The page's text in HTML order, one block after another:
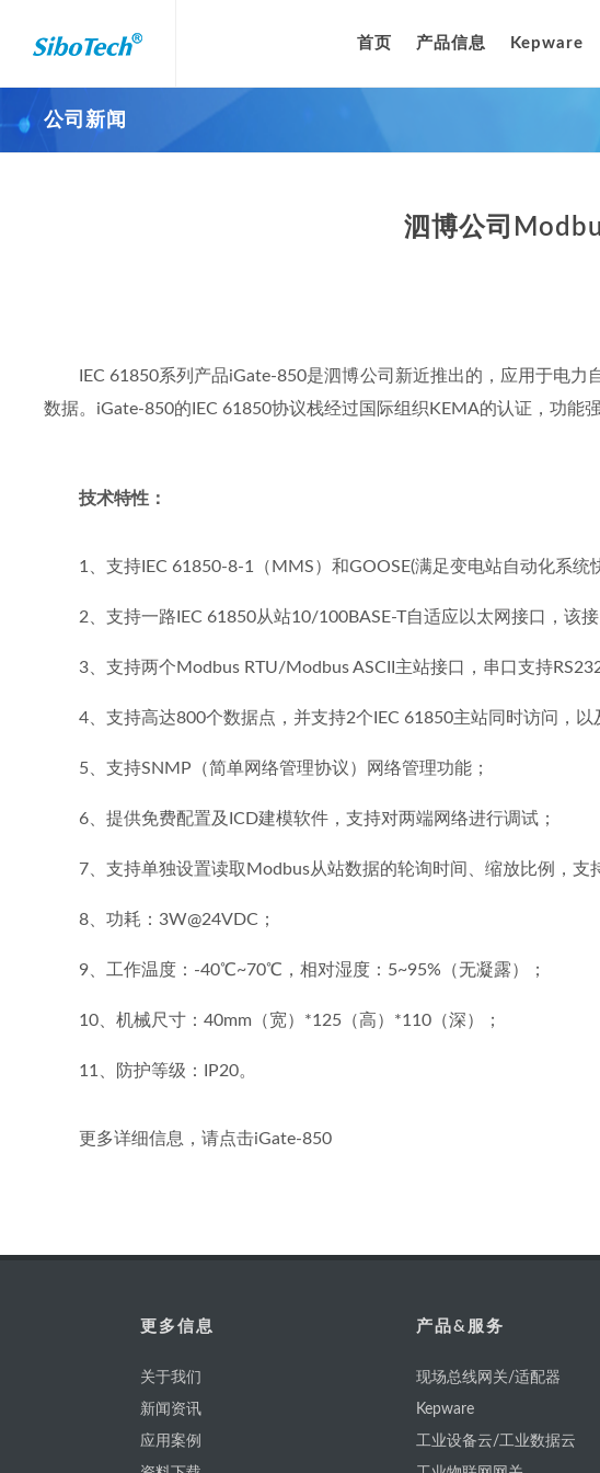
首页 产品信息 Kepware
公司新闻
泗博公司
IEC 61850系列产品iGate-850是泗博公司新近推出的，应用于电
数据。iGate-850的IEC 61850协议栈经过国际组织KEMA的认证，功能
技术特性：
1、支持IEC 61850-8-1（MMS）和GOOSE(满足变电站自动化系
2、支持一路IEC 61850从站10/100BASE-T自适应以太网接口，该接
3、支持两个Modbus RTU/Modbus ASCII主站接口，串口支持
4、支持高达800个数据点，并支持2个IEC 61850主站同时访问，以
5、支持SNMP（简单网络管理协议）网络管理功能；
6、提供免费配置及ICD建模软件，支持对两端网络进行调试；
7、支持单独设置读取Modbus从站数据的轮询时间、缩放比例，支
8、功耗：3W@24VDC；
9、工作温度：-40℃~70℃，相对湿度：5~95%（无凝露）；
10、机械尺寸：40mm（宽）*125（高）*110（深）；
11、防护等级：IP20。
更多详细信息，请点击iGate-850
更多信息
关于我们
新闻资讯
应用案例
产品&服务
现场总线网关/适配器
Kepware
工业设备云/工业数据云